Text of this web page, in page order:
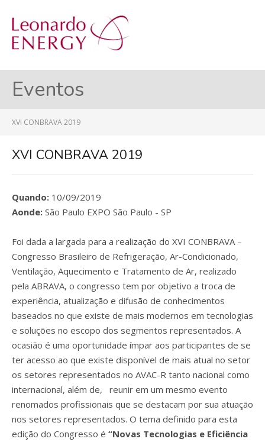
Eventos
XVI CONBRAVA 2019
XVI CONBRAVA 2019
Quando: 10/09/2019
Aonde: São Paulo EXPO São Paulo - SP
Foi dada a largada para a realização do XVI CONBRAVA –
Congresso Brasileiro de Refrigeração, Ar-Condicionado,
Ventilação, Aquecimento e Tratamento de Ar, realizado
pela ABRAVA, o congresso tem por objetivo a troca de
experiência, atualização e difusão de conhecimentos
baseados no que existe de mais modernos em tecnologias
e soluções no escopo dos segmentos representados. A
ocasião é uma oportunidade ímpar aos participantes de se
ter acesso ao que existe disponível de mais atual no setor
os setores representados no AVAC-R tanto nacional como
internacional, além de, reunir em um mesmo evento
renomados profissionais que se destacam por sua atuação
nos setores representados. O tema definido para esta
edição do Congresso é “Novas Tecnologias e Eficiência